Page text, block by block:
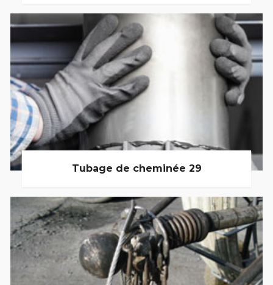
Tubage de cheminée 29